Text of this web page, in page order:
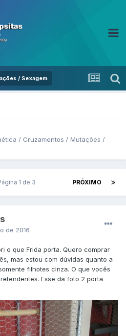
/ Sexagem
/ Cruzamentos / Mutações /
PRÓXIMO
1 de 3
de 2016
o que Frida porta. Quero comprar
mas estou com dúvidas quanto a
filhotes cinza. O que vocês
Esse da foto 2 porta